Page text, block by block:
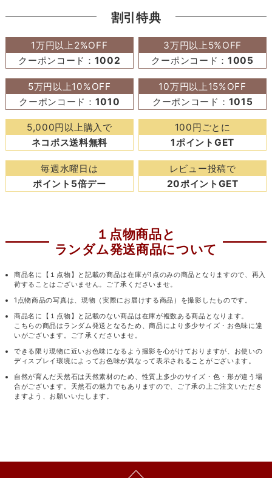
割引特典
1万円以上2%OFF
クーポンコード： 1002
3万円以上5%OFF
クーポンコード：1005
5万円以上10%OFF
クーポンコード： 1010
10万円以上15%OFF
クーポンコード： 1015
5,000円以上購入で
ネコポス送料無料
100円ごとに
1ポイントGET
毎週水曜日は
ポイント5倍デー
レビュー投稿で
20ポイントGET
１点物商品と
ランダム発送商品について
商品名に【１点物】と記載の商品は在庫が1点のみの商品となりますので、再入
荷することはございません。ご了承くださいませ。
1点物商品の写真は、現物（実際にお届けする商品）を撮影したものです。
商品名に【１点物】と記載のない商品は在庫が複数ある商品となります。
こちらの商品はランダム発送となるため、商品により多少サイズ・お色味に違
いがございます。ご了承くださいませ。
できる限り現物に近いお色味になるよう撮影を心がけておりますが、お使いの
ディスプレイ環境によってお色味が異なって表示されることがございます。
自然が育んだ天然石は天然素材のため、性質上多少のサイズ・色・形が違う場
合がございます。天然石の魅力でもありますので、ご了承の上ご注文いただき
ますよう、お願いいたします。